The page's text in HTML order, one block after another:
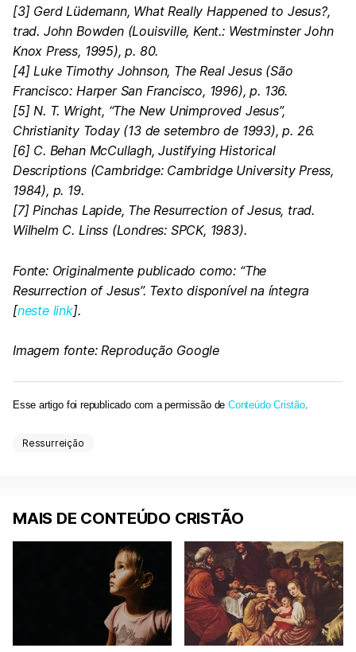
[3] Gerd Lüdemann, What Really Happened to Jesus?,
trad. John Bowden (Louisville, Kent.: Westminster John
Knox Press, 1995), p. 80.
[4] Luke Timothy Johnson, The Real Jesus (São
Francisco: Harper San Francisco, 1996), p. 136.
[5] N. T. Wright, “The New Unimproved Jesus”,
Christianity Today (13 de setembrode 1993), p. 26.
[6] C. Behan McCullagh, Justifying Historical
Descriptions (Cambridge: Cambridge University Press,
1984), p. 19.
[7] Pinchas Lapide, The Resurrection of Jesus, trad.
Wilhelm C. Linss (Londres: SPCK, 1983).
Fonte: Originalmente publicado como: “The
Resurrection of Jesus”. Texto disponível na íntegra
[neste link].
Imagem fonte: Reprodução Google
Esse artigo foi republicado com a permissão de Conteúdo Cristão.
Ressurreição
MAIS DE CONTEÚDO CRISTÃO